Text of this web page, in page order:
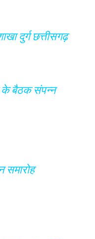
दुर्ग छत्तीसगढ़
के बैठक संपन्न
समारोह